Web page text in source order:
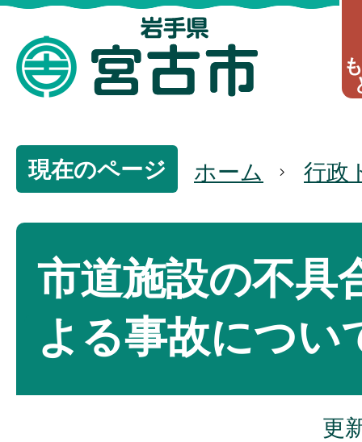
現在のページ ホーム 行政
市道施設の不具
よる事故につい
更